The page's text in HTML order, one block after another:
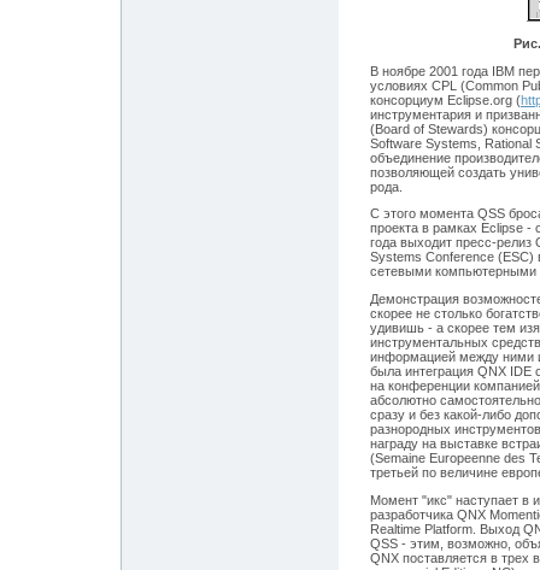
В ноябре 2001 года IBM
условиях CPL (Common
консорциум Eclipse.org (
инструментария и
(Board of Stewards)
Software Systems, Rational
объединение
позволяющей создать
рода.
С этого момента QSS
проекта в рамках Eclipse -
года выходит пресс-
Systems Conference (ESC)
сетевыми компьютерными
Демонстрация
скорее не столько
удивишь - а скорее тем
инструментальных
информацией между ними
была интеграция QNX IDE
на конференции
абсолютно
сразу и без какой-либо
разнородных
награду на выставке
(Semaine Europeenne des
третьей по величине
Момент "икс" наступает в
разработчика QNX
Realtime Platform. Выход
QSS - этим, возможно,
QNX поставляется в трех